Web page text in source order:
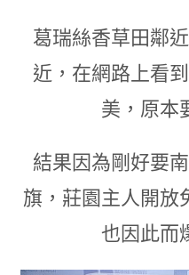
葛瑞絲香草田鄰
近 ， 在網路上看
美 ， 原本
結果因為剛好要
旗 ， 莊園主人開放
也因此而